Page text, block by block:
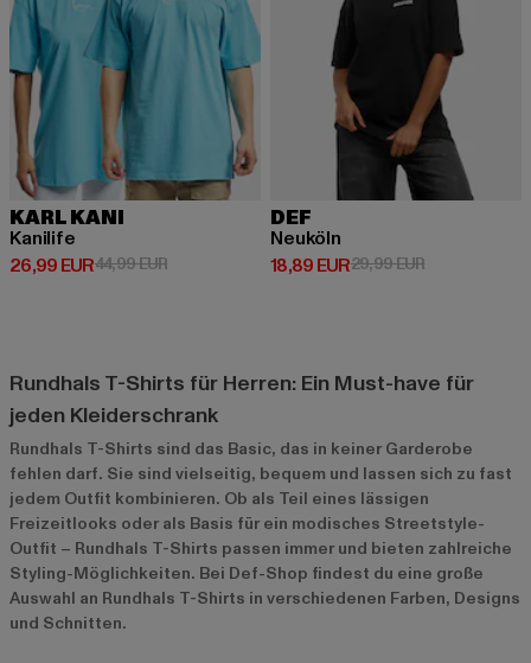
KARL KANI
Kanilife
26,99 EUR
Derzeitiger Preis: 26,99 EUR
44,99 EURAktionspreis: 44,99 EUR
DEF
Neuköln
18,89 EUR
Derzeitiger Preis: 18,89 EUR
29,99 EURAktionspreis:
Rundhals T-Shirts für Herren: Ein Must-have für
jeden Kleiderschrank
Rundhals T-Shirts sind das Basic, das in keiner Garderobe
fehlen darf. Sie sind vielseitig, bequem und lassen sich zu fast
jedem Outfit kombinieren. Ob als Teil eines lässigen
Freizeitlooks oder als Basis für ein modisches Streetstyle-
Outfit – Rundhals T-Shirts passen immer und bieten zahlreiche
Styling-Möglichkeiten. Bei Def-Shop findest du eine große
Auswahl an Rundhals T-Shirts in verschiedenen Farben, Designs
und Schnitten.